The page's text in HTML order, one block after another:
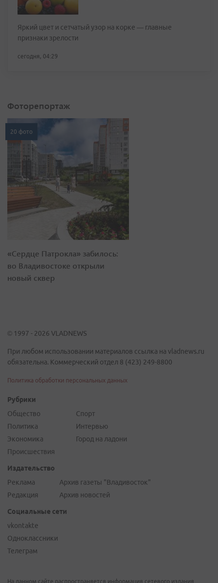
Яркий цвет и сетчатый узор на корке — главные
признаки зрелости
сегодня, 04:29
Фоторепортаж
20 фото
«Сердце Патрокла» забилось:
во Владивостоке открыли
новый сквер
© 1997 - 2026 VLADNEWS
При любом использовании материалов ссылка на vladnews.ru
обязательна. Коммерческий отдел 8 (423) 249-8800
Политика обработки персональных данных
Рубрики
Общество
Политика
Экономика
Происшествия
Спорт
Интервью
Город на ладони
Издательство
Реклама
Редакция
Архив газеты "Владивосток"
Архив новостей
Социальные сети
vkontakte
Одноклассники
Телеграм
На данном сайте распространяется информация сетевого издания